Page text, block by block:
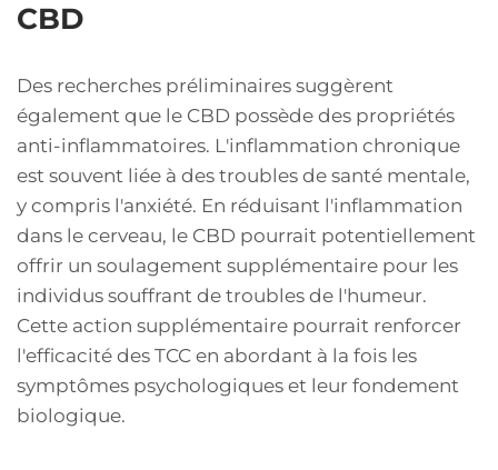
CBD
Des recherches préliminaires suggèrent
également que le CBD possède des propriétés
anti-inflammatoires. L'inflammation chronique
est souvent liée à des troubles de santé mentale,
y compris l'anxiété. En réduisant l'inflammation
dans le cerveau, le CBD pourrait potentiellement
offrir un soulagement supplémentaire pour les
individus souffrant de troubles de l'humeur.
Cette action supplémentaire pourrait renforcer
l'efficacité des TCC en abordant à la fois les
symptômes psychologiques et leur fondement
biologique.